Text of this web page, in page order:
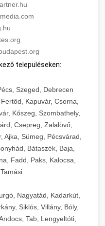
településeken:
Szeged, Debrecen
Kapuvár, Csorna,
Kőszeg, Szombathely,
Csepreg, Zalalövő,
Ajka, Sümeg, Pécsvárad,
Bátaszék, Baja,
Fadd, Paks, Kalocsa,
Nagyatád, Kadarkút,
Siklós, Villány, Bóly,
Tab, Lengyeltóti,